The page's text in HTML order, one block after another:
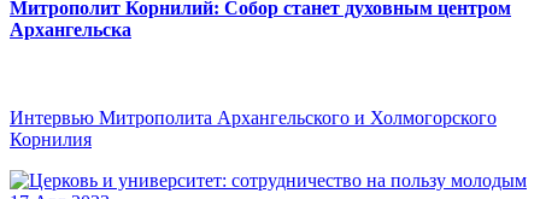
Митрополит Корнилий: Собор станет духовным центром
Архангельска
Интервью Митрополита Архангельского и Холмогорского
Корнилия